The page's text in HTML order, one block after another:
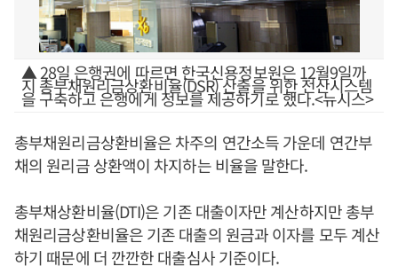
▲ 28일 은행권에 따르면 한국신용정보원은 12월9일까
지 총부채원리금상환비율(DSR) 산출을 위한 전산시스템
을 구축하고 은행에게 정보를 제공하기로 했다.<뉴시스>
총부채원리금상환비율은 차주의 연간소득 가운데 연간부
채의 원리금 상환액이 차지하는 비율을 말한다.
총부채상환비율(DTI)은 기존 대출이자만 계산하지만 총부
채원리금상환비율은 기존 대출의 원금과 이자를 모두 계산
하기 때문에 더 깐깐한 대출심사 기준이다.